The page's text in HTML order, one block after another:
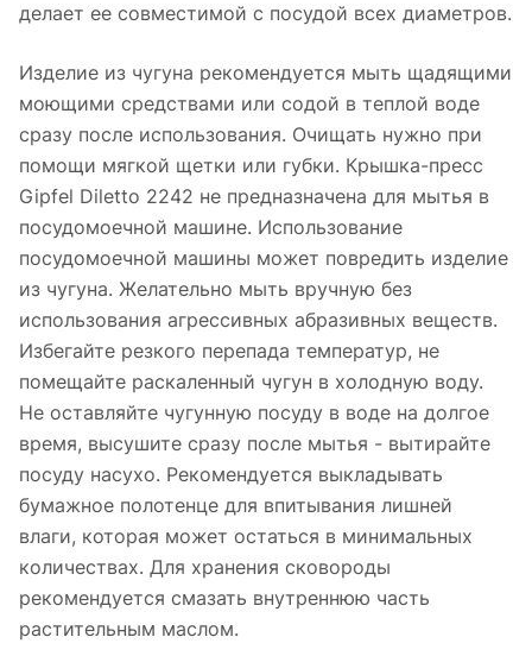
делает ее совместимой с посудой всех диаметров.
Изделие из чугуна рекомендуется мыть щадящими
моющими средствами или содой в теплой воде
сразу после использования. Очищать нужно при
помощи мягкой щетки или губки. Крышка-пресс
Gipfel Diletto 2242 не предназначена для мытья в
посудомоечной машине. Использование
посудомоечной машины может повредить изделие
из чугуна. Желательно мыть вручную без
использования агрессивных абразивных веществ.
Избегайте резкого перепада температур, не
помещайте раскаленный чугун в холодную воду.
Не оставляйте чугунную посуду в воде на долгое
время, высушите сразу после мытья - вытирайте
посуду насухо. Рекомендуется выкладывать
бумажное полотенце для впитывания лишней
влаги, которая может остаться в минимальных
количествах. Для хранения сковороды
рекомендуется смазать внутреннюю часть
растительным маслом.